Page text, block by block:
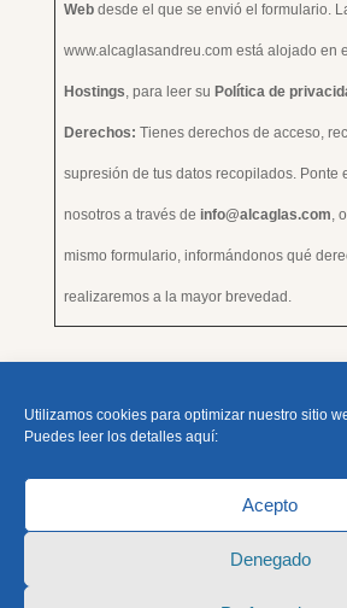
Utilizamos cookies para optimizar nuestro sitio
Puedes leer los detalles aquí:
Acepto
Denegado
Webdesde el que se envió el formulario.
www.alcaglasandreu.com está alojado en
Hostings, para leer su Política de
Derechos: Tienes derechos de acceso,
supresión de tus datos recopilados. Ponte
nosotros a través de info@alcaglas.com,
mismo formulario, informándonos qué
realizaremos a la mayor brevedad.
Copyright © 2021 Alcaglas S.L.U.|